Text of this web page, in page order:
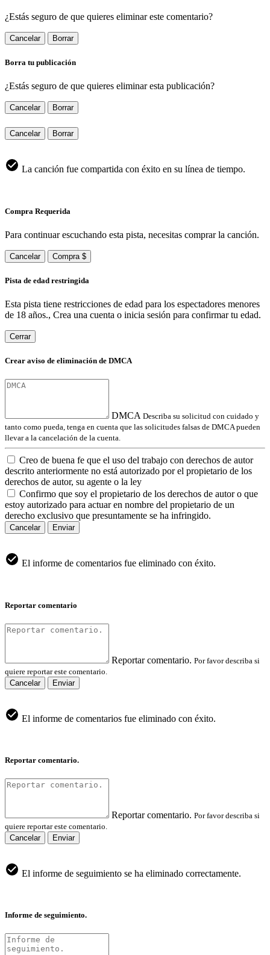
¿Estás seguro de que quieres eliminar este comentario?
Cancelar Borrar
Borra tu publicación
¿Estás seguro de que quieres eliminar esta publicación?
Cancelar Borrar
Cancelar Borrar
La canción fue compartida con éxito en su línea de tiempo.
Compra Requerida
Para continuar escuchando esta pista, necesitas comprar la canción.
Cancelar Compra $
Pista de edad restringida
Esta pista tiene restricciones de edad para los espectadores menores
de 18 años., Crea una cuenta o inicia sesión para confirmar tu edad.
Cerrar
Crear aviso de eliminación de DMCA
DMCA Describa su solicitud con cuidado y
tanto como pueda, tenga en cuenta que las solicitudes falsas de DMCA pueden
llevar a la cancelación de la cuenta.
Creo de buena fe que el uso del trabajo con derechos de autor
descrito anteriormente no está autorizado por el propietario de los
derechos de autor, su agente o la ley
Confirmo que soy el propietario de los derechos de autor o que
estoy autorizado para actuar en nombre del propietario de un
derecho exclusivo que presuntamente se ha infringido.
Cancelar Enviar
El informe de comentarios fue eliminado con éxito.
Reportar comentario
Reportar comentario. Por favor describa si
quiere reportar este comentario.
Cancelar
Enviar
El informe de comentarios fue eliminado con éxito.
Reportar comentario.
Reportar comentario. Por favor describa si
quiere reportar este comentario.
Cancelar
Enviar
El informe de seguimiento se ha eliminado correctamente.
Informe de seguimiento.